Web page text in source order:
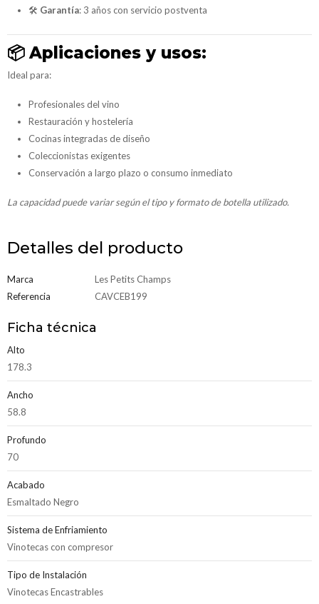
🛠 Garantía: 3 años con servicio postventa
📦Aplicaciones y usos:
Ideal para:
Profesionales del vino
Restauración y hostelería
Cocinas integradas de diseño
Coleccionistas exigentes
Conservación a largo plazo o consumo inmediato
La capacidad puede variar según el tipo y formato de botella utilizado.
Detalles del producto
Marca
Les Petits Champs
Referencia
CAVCEB199
Ficha técnica
Alto
178.3
Ancho
58.8
Profundo
70
Acabado
Esmaltado Negro
Sistema de Enfriamiento
Vinotecas con compresor
Tipo de Instalación
Vinotecas Encastrables